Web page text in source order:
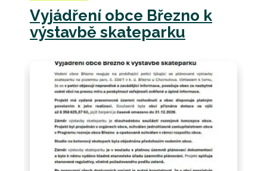
Vyjádření obce Březno k
výstavbě skateparku